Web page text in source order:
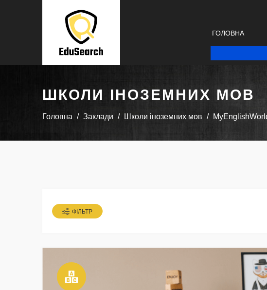
ГОЛОВНА
ШКОЛИ ІНОЗЕМНИХ МОВ
Головна Заклади Школи іноземних мов
ФІЛЬТР